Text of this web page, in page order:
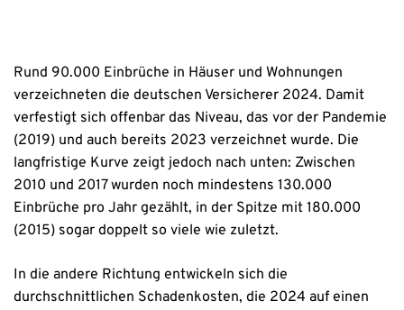
Rund 90.000 Einbrüche in Häuser und Wohnungen
verzeichneten die deutschen Versicherer 2024. Damit
verfestigt sich offenbar das Niveau, das vor der Pandemie
(2019) und auch bereits 2023 verzeichnet wurde. Die
langfristige Kurve zeigt jedoch nach unten: Zwischen
2010 und 2017 wurden noch mindestens 130.000
Einbrüche pro Jahr gezählt, in der Spitze mit 180.000
(2015) sogar doppelt so viele wie zuletzt.
In die andere Richtung entwickeln sich die
durchschnittlichen Schadenkosten, die 2024 auf einen